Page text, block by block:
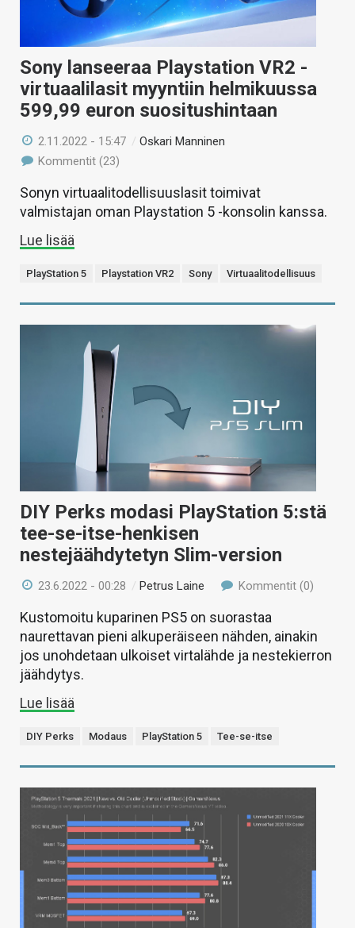
Sony lanseeraa Playstation VR2 -
virtuaalilasit myyntiin helmikuussa
599,99 euron suositushintaan
2.11.2022 - 15:47 /Oskari Manninen
Kommentit (23)
Sonyn virtuaalitodellisuuslasit toimivat
valmistajan oman Playstation 5 -konsolin kanssa.
Lue lisää
PlayStation 5 Playstation VR2 Sony Virtuaalitodellisuus
DIY Perks modasi PlayStation 5:stä
tee-se-itse-henkisen
nestejäähdytetyn Slim-version
23.6.2022 - 00:28 /Petrus Laine Kommentit (0)
Kustomoitu kuparinen PS5 on suorastaa
naurettavan pieni alkuperäiseen nähden, ainakin
jos unohdetaan ulkoiset virtalähde ja nestekierron
jäähdytys.
Lue lisää
DIY Perks Modaus PlayStation 5 Tee-se-itse